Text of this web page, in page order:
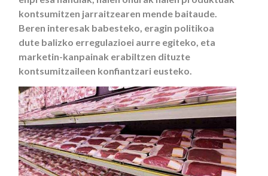
kontsumitzen jarraitzearen mende baitaude.
Beren interesak babesteko, eragin politikoa
dute balizko erregulazioei aurre egiteko, eta
marketin-kanpainak erabiltzen dituzte
kontsumitzaileen konfiantzari eusteko.